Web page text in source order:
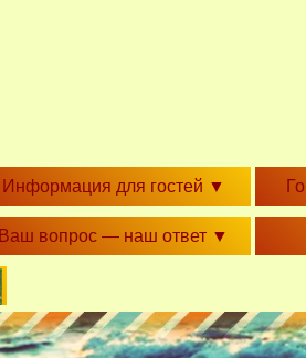
Информация для гостей ▼
Ваш вопрос — наш ответ ▼